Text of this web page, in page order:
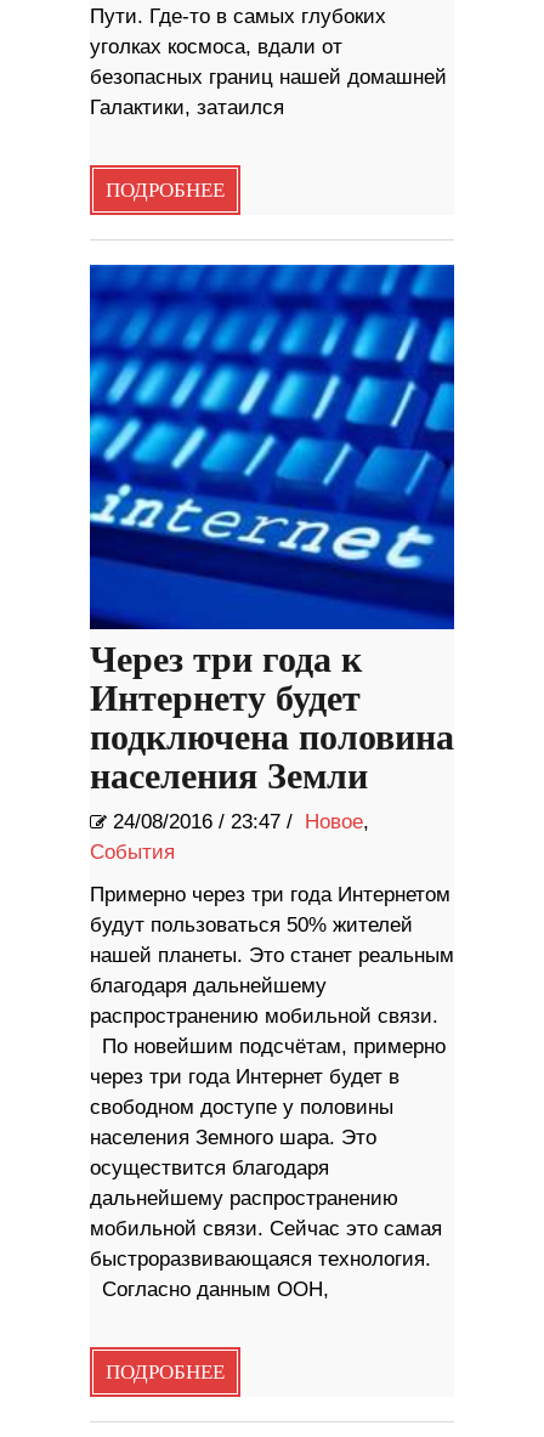
Пути. Где-то в самых глубоких
уголках космоса, вдали от
безопасных границ нашей домашней
Галактики, затаился
ПОДРОБНЕЕ
Через три года к
Интернету будет
подключена половина
населения Земли
24/08/2016 / 23:47 / Новое,
События
Примерно через три года Интернетом
будут пользоваться 50% жителей
нашей планеты. Это станет реальным
благодаря дальнейшему
распространению мобильной связи.
По новейшим подсчётам, примерно
через три года Интернет будет в
свободном доступе у половины
населения Земного шара. Это
осуществится благодаря
дальнейшему распространению
мобильной связи. Сейчас это самая
быстроразвивающаяся технология.
Согласно данным ООН,
ПОДРОБНЕЕ